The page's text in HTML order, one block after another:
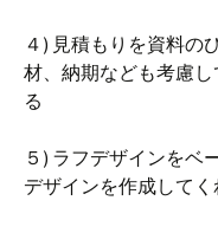
４) 見積もりを資料の
材、納期なども考慮
る
５) ラフデザインをベ
デザインを作成してく